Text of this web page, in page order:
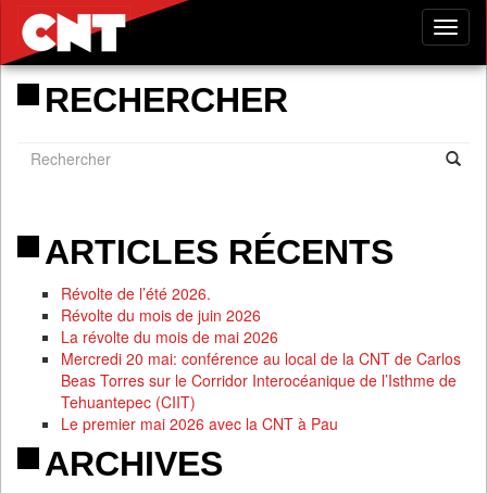
RECHERCHER
ARTICLES RÉCENTS
Révolte de l’été 2026.
Révolte du mois de juin 2026
La révolte du mois de mai 2026
Mercredi 20 mai: conférence au local de la CNT de Carlos
Beas Torres sur le Corridor Interocéanique de l’Isthme de
Tehuantepec (CIIT)
Le premier mai 2026 avec la CNT à Pau
ARCHIVES